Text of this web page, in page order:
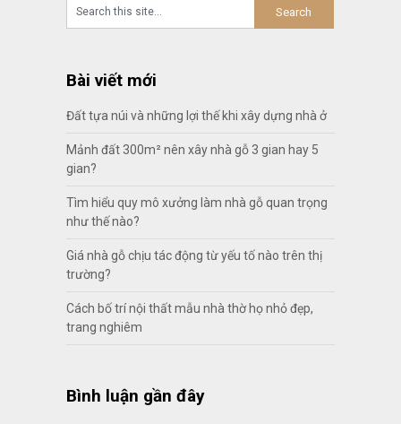
Bài viết mới
Đất tựa núi và những lợi thế khi xây dựng nhà ở
Mảnh đất 300m² nên xây nhà gỗ 3 gian hay 5
gian?
Tìm hiểu quy mô xưởng làm nhà gỗ quan trọng
như thế nào?
Giá nhà gỗ chịu tác động từ yếu tố nào trên thị
trường?
Cách bố trí nội thất mẫu nhà thờ họ nhỏ đẹp,
trang nghiêm
Bình luận gần đây